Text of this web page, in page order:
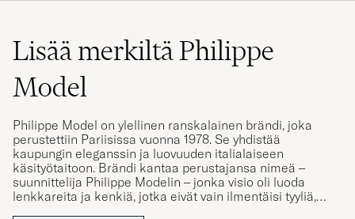
Lisää merkiltä Philippe
Model
Philippe Model on ylellinen ranskalainen brändi, joka
perustettiin Pariisissa vuonna 1978. Se yhdistää
kaupungin eleganssin ja luovuuden italialaiseen
käsityötaitoon. Brändi kantaa perustajansa nimeä –
suunnittelija Philippe Modelin – jonka visio oli luoda
lenkkareita ja kenkiä, jotka eivät vain ilmentäisi tyyliä,